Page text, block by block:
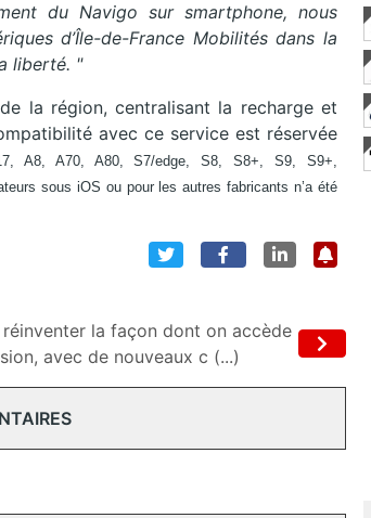
du Navigo sur smartphone, nous
d’Île-de-France Mobilités dans la
liberté. "
la région, centralisant la recharge et
avec ce service est réservée
A8, A70, A80, S7/edge, S8, S8+, S9, S9+,
sous iOS ou pour les autres fabricants n’a été
réinventer la façon dont on accède
avec de nouveaux c (...)